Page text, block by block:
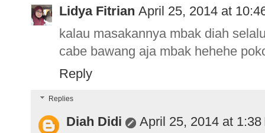
Lidya Fitrian April 25, 2014 at
kalau masakannya mbak diah
cabe bawang aja mbak hehehe
Reply
Replies
Diah Didi
April 25, 2014 at 1:38